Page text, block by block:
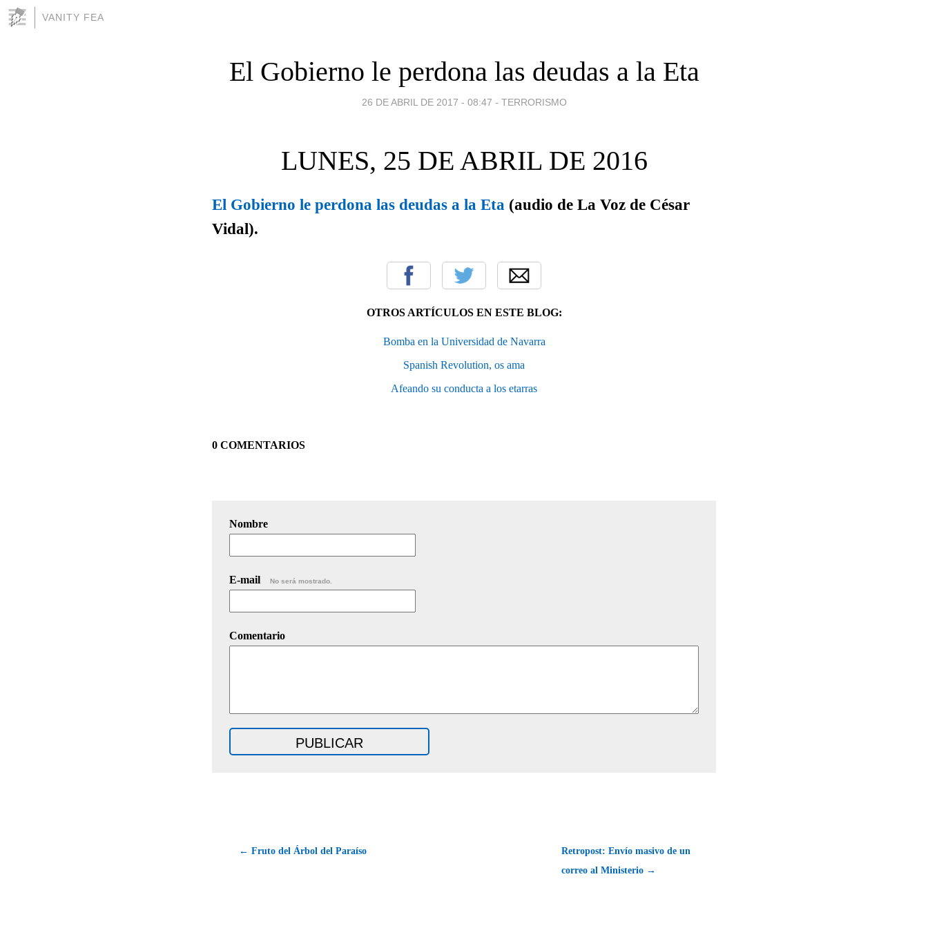
VANITY FEA
El Gobierno le perdona las deudas a la Eta
26 DE ABRIL DE 2017 - 08:47 - TERRORISMO
LUNES, 25 DE ABRIL DE 2016
El Gobierno le perdona las deudas a la Eta (audio de La Voz de César
Vidal).
OTROS ARTÍCULOS EN ESTE BLOG:
Bomba en la Universidad de Navarra
Spanish Revolution, os ama
Afeando su conducta a los etarras
0 COMENTARIOS
Nombre
E-mail No será mostrado.
Comentario
← Fruto del Árbol del Paraíso
Retropost: Envío masivo de un
correo al Ministerio →